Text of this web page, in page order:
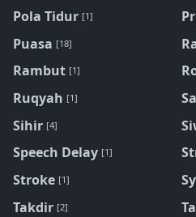
Pola Tidur [1]
Puasa [18]
Rambut [1]
Ruqyah [1]
Sihir [4]
Speech Delay [1]
Stroke [1]
Takdir [2]